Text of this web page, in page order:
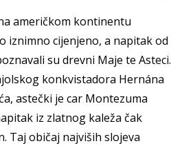
američkom kontinentu
iznimno cijenjeno, a napitak od
su drevni Maje te Asteci.
konkvistadora Hernána
astečki je car Montezuma
iz zlatnog kaleža čak
Taj običaj najviših slojeva